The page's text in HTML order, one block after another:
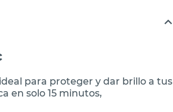
para proteger y dar brillo a tus
en solo 15 minutos,